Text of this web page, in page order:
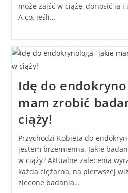
może zajść w ciążę, donosić ją
A co, jeśli…
Idę do
mam zrobić
ciąży!
Przychodzi Kobieta do
jestem brzemienna. Jakie
w ciąży? Aktualne zalecenia
każda ciężarna, na pierwszej
zlecone badania…